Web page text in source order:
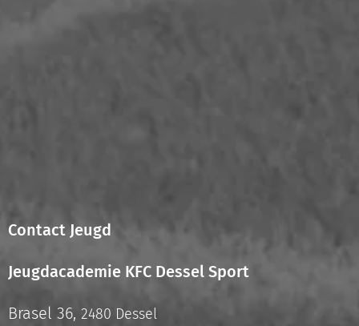
Contact Jeugd
Jeugdacademie KFC Dessel Sport
Brasel 36, 2480 Dessel